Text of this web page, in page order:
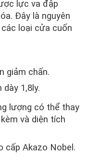
lực va đập
Đây là nguyên
loại cửa cuốn
giảm chấn.
1,8ly.
lượng có thể thay
và diện tích
cấp Akazo Nobel.